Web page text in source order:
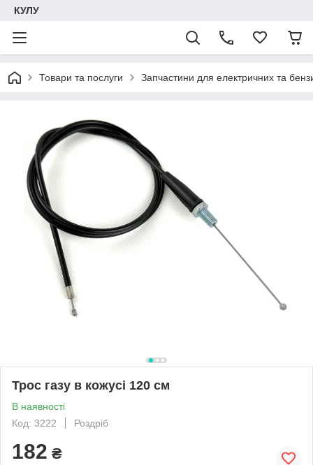
КУЛУ
Товари та послуги Запчастини для електричних та
Трос газу в кожусі 120 см
В наявності
Код: 3222
Роздріб
182 ₴